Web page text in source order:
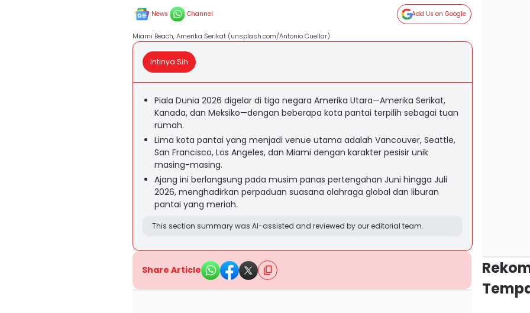
News Channel Add Us on Google
Miami Beach, Amerika Serikat (unsplash.com/Antonio Cuellar)
Intinya Sih
Piala Dunia 2026 digelar di tiga negara Amerika Utara—Amerika Serikat,
Kanada, dan Meksiko—dengan beberapa kota pantai terpilih sebagai tuan
rumah.
Lima kota pantai yang menjadi venue utama adalah Vancouver, Seattle,
San Francisco, Los Angeles, dan Miami dengan karakter pesisir unik
masing-masing.
Ajang ini berlangsung pada musim panas pertengahan Juni hingga Juli
2026, menghadirkan perpaduan suasana olahraga global dan liburan
pantai yang meriah.
This section summary was AI-assisted and reviewed by our editorial team.
Share Article